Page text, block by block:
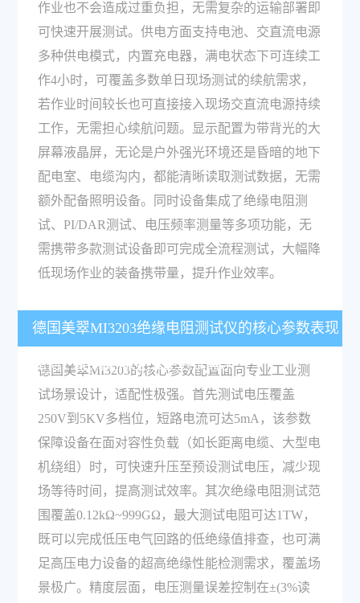
作业也不会造成过重负担，无需复杂的运输部署即
可快速开展测试。供电方面支持电池、交直流电源
多种供电模式，内置充电器，满电状态下可连续工
作4小时，可覆盖多数单日现场测试的续航需求，
若作业时间较长也可直接接入现场交直流电源持续
工作，无需担心续航问题。显示配置为带背光的大
屏幕液晶屏，无论是户外强光环境还是昏暗的地下
配电室、电缆沟内，都能清晰读取测试数据，无需
额外配备照明设备。同时设备集成了绝缘电阻测
试、PI/DAR测试、电压频率测量等多项功能，无
需携带多款测试设备即可完成全流程测试，大幅降
低现场作业的装备携带量，提升作业效率。
德国美翠MI3203绝缘电阻测试仪的核心参数表现
如何，能满足哪些工业测试需求？
德国美翠MI3203的核心参数配置面向专业工业测
试场景设计，适配性极强。首先测试电压覆盖
250V到5KV多档位，短路电流可达5mA，该参数
保障设备在面对容性负载（如长距离电缆、大型电
机绕组）时，可快速升压至预设测试电压，减少现
场等待时间，提高测试效率。其次绝缘电阻测试范
围覆盖0.12kΩ~999GΩ，最大测试电阻可达1TW，
既可以完成低压电气回路的低绝缘值排查，也可满
足高压电力设备的超高绝缘性能检测需求，覆盖场
景极广。精度层面，电压测量误差控制在±(3%读